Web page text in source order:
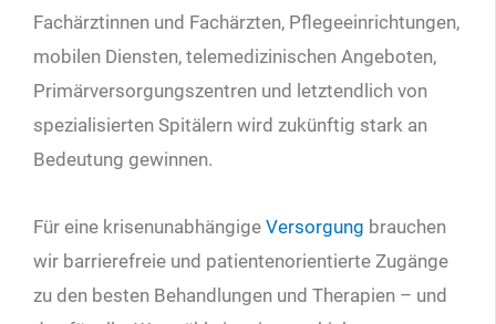
Fachärztinnen und Fachärzten, Pflegeeinrichtungen,
mobilen Diensten, telemedizinischen Angeboten,
Primärversorgungszentren und letztendlich von
spezialisierten Spitälern wird zukünftig stark an
Bedeutung gewinnen.
Für eine krisenunabhängige Versorgung brauchen
wir barrierefreie und patientenorientierte Zugänge
zu den besten Behandlungen und Therapien – und